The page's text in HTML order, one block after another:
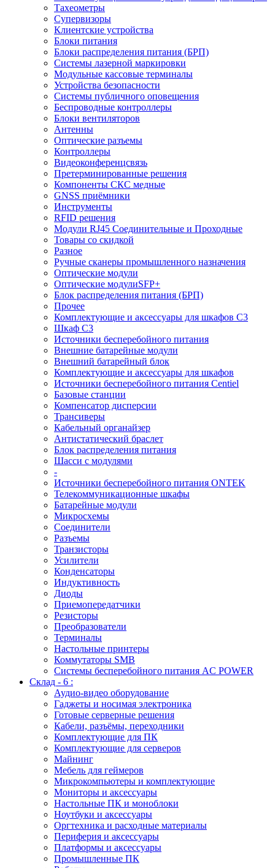
Тахеометры
Супервизоры
Клиентские устройства
Блоки питания
Блоки распределения питания (БРП)
Системы лазерной маркировки
Модульные кассовые терминалы
Устройства безопасности
Системы публичного оповещения
Беспроводные контроллеры
Блоки вентиляторов
Антенны
Оптические разъемы
Контроллеры
Видеоконференцсвязь
Претерминированные решения
Компоненты СКС медные
GNSS приёмники
Инструменты
RFID решения
Модули RJ45 Соединительные и Проходные
Товары со скидкой
Разное
Ручные сканеры промышленного назначения
Оптические модули
Оптические модулиSFP+
Блок распределения питания (БРП)
Прочее
Комплектующие и аксессуары для шкафов C3
Шкаф C3
Источники бесперебойного питания
Внешние батарейные модули
Внешний батарейный блок
Комплектующие и аксессуары для шкафов
Источники бесперебойного питания Centiel
Базовые станции
Компенсатор дисперсии
Трансиверы
Кабельный органайзер
Антистатический браслет
Блок распределения питания
Шасси с модулями
-
Источники бесперебойного питания ONTEK
Телекоммуникационные шкафы
Батарейные модули
Микросхемы
Соединители
Разъемы
Транзисторы
Усилители
Конденсаторы
Индуктивность
Диоды
Приемопередатчики
Резисторы
Преобразователи
Терминалы
Настольные принтеры
Коммутаторы SMB
Системы бесперебойного питания AC POWER
Склад - 6 :
Аудио-видео оборудование
Гаджеты и носимая электроника
Готовые серверные решения
Кабели, разъёмы, переходники
Комплектующие для ПК
Комплектующие для серверов
Майнинг
Мебель для геймеров
Микрокомпьютеры и комплектующие
Мониторы и аксессуары
Настольные ПК и моноблоки
Ноутбуки и аксессуары
Оргтехника и расходные материалы
Периферия и аксессуары
Платформы и аксессуары
Промышленные ПК